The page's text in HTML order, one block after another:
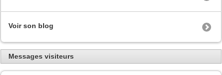
Voir son blog
Messages visiteurs